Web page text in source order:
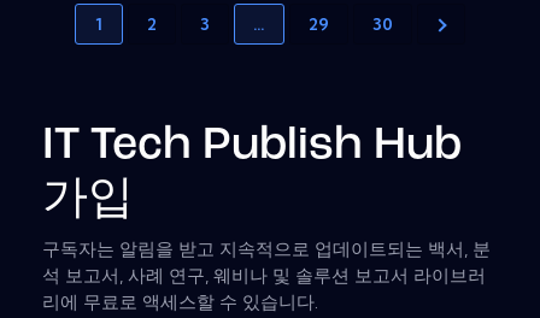
1 2 3 … 29 30
IT Tech Publish Hub
가입
구독자는 알림을 받고 지속적으로 업데이트되는 백서, 분
석 보고서, 사례 연구, 웨비나 및 솔루션 보고서 라이브러
리에 무료로 액세스할 수 있습니다.